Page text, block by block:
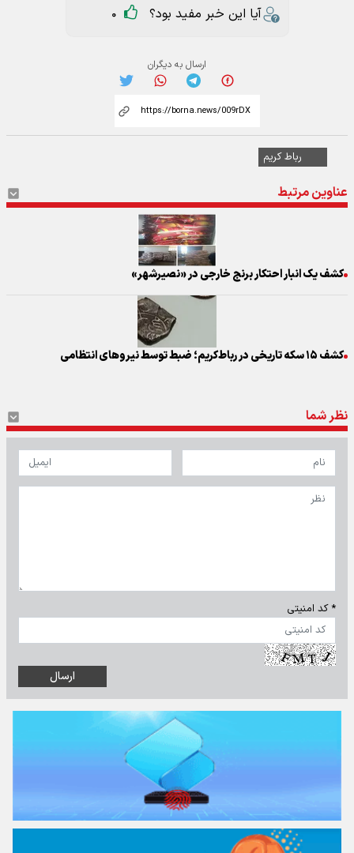
آیا این خبر مفید بود؟ 0
ارسال به دیگران
رباط کریم
عناوین مرتبط
کشف یک انبار احتکار برنج خارجی در «نصیرشهر»
کشف ۱۵ سکه تاریخی در رباط‌کریم؛ ضبط توسط نیروهای انتظامی
نظر شما
* کد امنیتی